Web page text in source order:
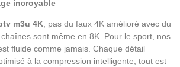
incroyable
m3u 4K, pas du faux 4K amélioré avec du
sont même en 8K. Pour le sport, nos
fluide comme jamais. Chaque détail
à la compression intelligente, tout est